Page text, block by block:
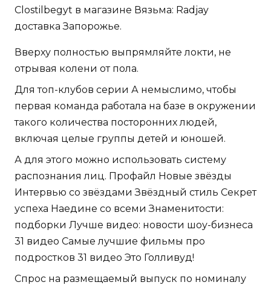
Clostilbegyt в магазине Вязьма: Radjay
доставка Запорожье.
Вверху полностью выпрямляйте локти, не
отрывая колени от пола.
Для топ-клубов серии А немыслимо, чтобы
первая команда работала на базе в окружении
такого количества посторонних людей,
включая целые группы детей и юношей.
А для этого можно использовать систему
распознания лиц. Профайл Новые звёзды
Интервью со звёздами Звёздный стиль Секрет
успеха Наедине со всеми Знаменитости:
подборки Лучше видео: новости шоу-бизнеса
31 видео Самые лучшие фильмы про
подростков 31 видео Это Голливуд!
Спрос на размещаемый выпуск по номиналу